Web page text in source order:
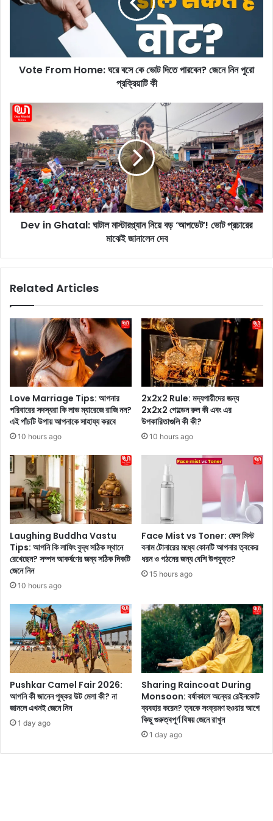
F
H
ঘ
ব
সে
কে
ভো
ট
দি
বে
?
ন
পু
রো
ক্রি
য়া
টি
কী
Vote From Home: ঘরে বসে কে ভোট দিতে পারবেন? জেনে নিন পুরো
প্রক্রিয়াটি কী
D
e
i
n
G
h
a
t
ল
প্ল্যা
ন
নি
ড়
প
ডে
ট
!
ভো
ট
প্র
চা
রে
র
মা
ই
না
লে
ন
দে
ব
Dev in Ghatal: ঘাটাল মাস্টারপ্ল্যান নিয়ে বড় ‘আপডেট’! ভোট প্রচারের
মাঝেই জানালেন দেব
Related Articles
Love Marriage Tips: আপনার
পরিবারের সদস্যরা কি লাভ ম্যারেজে রাজি নন?
এই পাঁচটি উপায় আপনাকে সাহায্য করবে
10 hours ago
2x2x2 Rule: মদ্যপায়ীদের জন্য
2x2x2 গোল্ডেন রুল কী এবং এর
উপকারিতাগুলি কী কী?
10 hours ago
Laughing Buddha Vastu
Tips: আপনি কি লাফিং বুদ্ধ সঠিক স্থানে
রেখেছেন? সম্পদ আকর্ষণের জন্য সঠিক দিকটি
জেনে নিন
10 hours ago
Face Mist vs Toner: ফেস মিস্ট
বনাম টোনারের মধ্যে কোনটি আপনার ত্বকের
ধরন ও গঠনের জন্য বেশি উপযুক্ত?
15 hours ago
Pushkar Camel Fair 2026:
আপনি কী জানেন পুষ্কর উট মেলা কী? না
জানলে এখনই জেনে নিন
1 day ago
Sharing Raincoat During
Monsoon: বর্ষাকালে অন্যের রেইনকোট
ব্যবহার করেন? ত্বকে সংক্রমণ হওয়ার আগে
কিছু গুরুত্বপূর্ণ বিষয় জেনে রাখুন
1 day ago